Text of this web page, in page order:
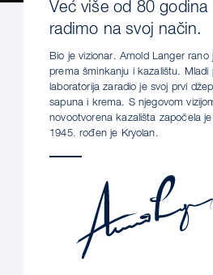
Već više od 80 godina
radimo na svoj način.
Bio je vizionar. Arnold Langer
prema šminkanju i kazalištu. Mladi
laboratorija zaradio je svoj prvi
sapuna i krema. S njegovom
novootvorena kazališta započela
1945. rođen je Kryolan.